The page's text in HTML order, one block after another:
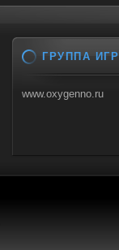
ГРУППА ИГР
www.oxygenno.ru